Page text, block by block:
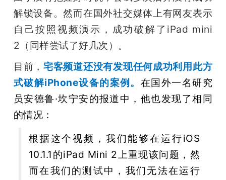
解锁设备。然而在国外社交媒体上有网友表示
自己按照视频演示，成功破解了iPad mini
2（同样尝试了好几次）。
目前，宅客频道还没有发现任何成功利用此方
式破解iPhone设备的案例。 在国外一名研究
员安德鲁·坎宁安的报道中，他也发现了相同
的情况：
根据这个视频，我们能够在运行iOS
10.1.1的iPad Mini 2上重现该问题，然
而在我们的测试中，我们无法在运行